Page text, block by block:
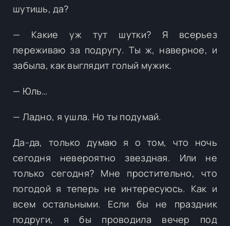
шутишь, да?
— Какие уж тут шутки? Я всерьез
переживаю за подругу. Ты ж, наверное, и
забыла, как выглядит голый мужик.
— Юль…
— Ладно, я ушла. Но ты подумай.
Да-да, только думаю я о том, что ночь
сегодня невероятно звездная. Или не
только сегодня? Мне простительно, что
погодой я теперь не интересуюсь. Как и
всем остальными. Если бы не праздник
подруги, я бы проводила вечер под